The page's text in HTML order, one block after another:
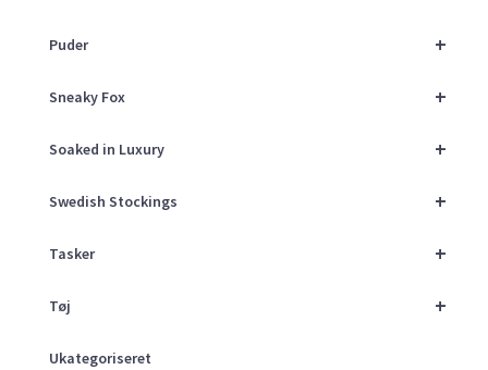
+
Puder
+
Sneaky Fox
+
Soaked in Luxury
+
Swedish Stockings
+
Tasker
+
Tøj
Ukategoriseret